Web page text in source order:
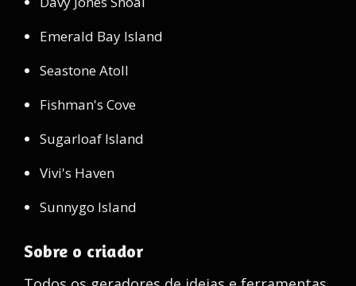
Emerald Bay Island
Seastone Atoll
Fishman's Cove
Sugarloaf Island
Vivi's Haven
Sunnygo Island
Sobre o criador